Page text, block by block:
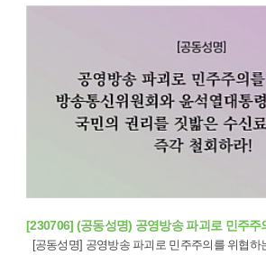
[230706] (공동성명) 공영방송 파괴로 민주